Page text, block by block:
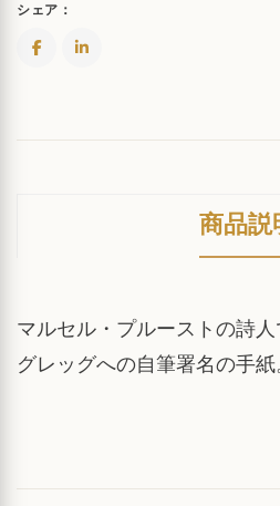
シェア：
商品説
マルセル・プルーストの詩
グレッグへの自筆署名の手紙